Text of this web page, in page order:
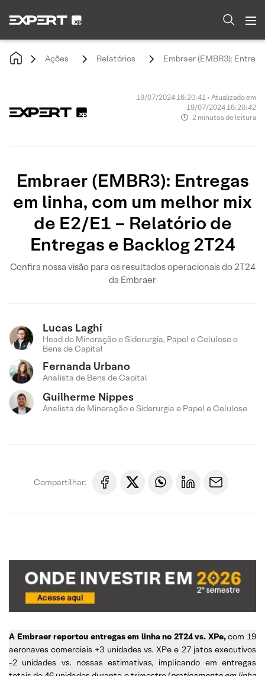
Ações Relatórios Embraer (EMBR3):
19/07/2024 16:20:41 • Atualizado em
19/07/2024 16:20:42
2 minutos de leitura
Embraer (EMBR3): Entregas
em linha, com um melhor mix
de E2/E1 – Relatório de
Entregas e Backlog 2T24
Confira nossa visão para os resultados operacionais do 2T24
da Embraer
Lucas Laghi
Head de Mineração e Siderurgia, Papel e Celulose e
Bens de Capital
Fernanda Urbano
Analista de Bens de Capital
Guilherme Nippes
Analista de Mineração e Siderurgia e Papel e Celulose
Compartilhar:
A Embraer reportou entregas em linha no 2T24 vs. XPe,com 19
aeronaves comerciais +3 unidades vs. XPe e 27 jatos executivos
-2 unidades vs. nossas estimativas, implicando em entregas